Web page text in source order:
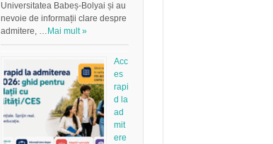
Universitatea Babeș-Bolyai și au
nevoie de informații clare despre
admitere, … Mai mult »
Acc
es
rapi
d la
ad
mit
ere